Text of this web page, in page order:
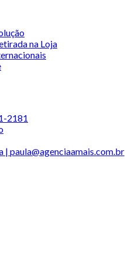
na Loja
2181
| paula@agenciaamais.com.br